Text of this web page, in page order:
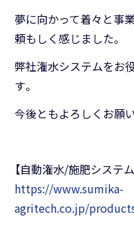
夢に向かって着々と事
頼もしく感じました。
弊社潅水システムをお
す。
今後ともよろしくお願
【自動潅水/施肥シス
https://www.sumika-
agritech.co.jp/